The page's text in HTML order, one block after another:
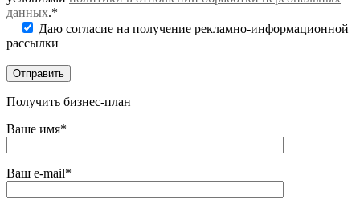
данных.*
Даю согласие на получение рекламно-информационной
рассылки
Получить бизнес-план
Ваше имя*
Ваш e-mail*